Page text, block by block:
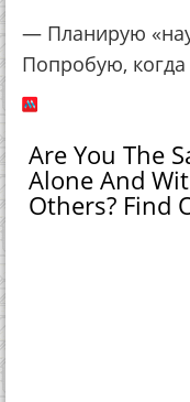
— Планирую
Попробую, когда
Are You The
Alone And
Others? Find